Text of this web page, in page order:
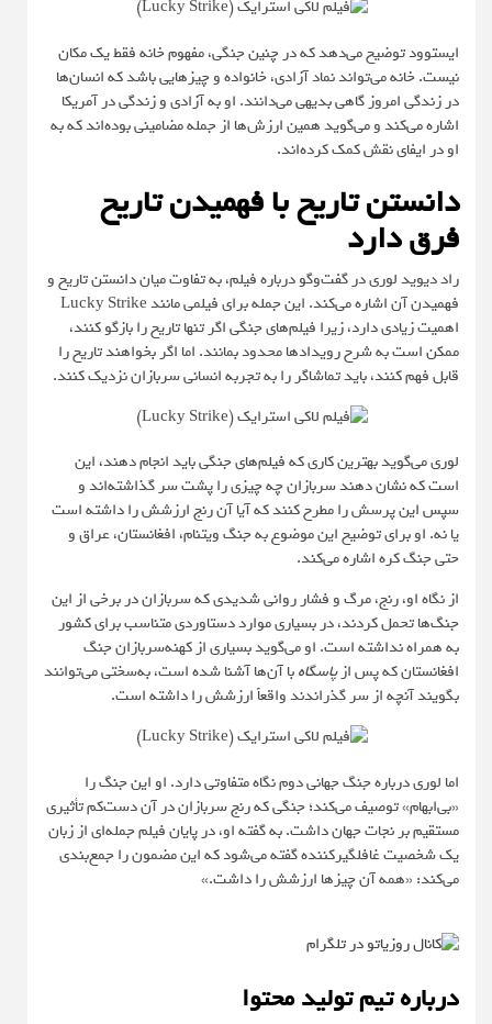
ایستوود توضیح می‌دهد که در چنین جنگی، مفهوم خانه فقط یک مکان
نیست. خانه می‌تواند نماد آزادی، خانواده و چیزهایی باشد که انسان‌ها
در زندگی امروز گاهی بدیهی می‌دانند. او به آزادی و زندگی در آمریکا
اشاره می‌کند و می‌گوید همین ارزش‌ها از جمله مضامینی بوده‌اند که به
او در ایفای نقش کمک کرده‌اند.
دانستن تاریخ با فهمیدن تاریخ
فرق دارد
راد دیوید لوری در گفت‌وگو درباره فیلم، به تفاوت میان دانستن تاریخ و
فهمیدن آن اشاره می‌کند. این جمله برای فیلمی مانند Lucky Strike
اهمیت زیادی دارد، زیرا فیلم‌های جنگی اگر تنها تاریخ را بازگو کنند،
ممکن است به شرح رویدادها محدود بمانند. اما اگر بخواهند تاریخ را
قابل فهم کنند، باید تماشاگر را به تجربه انسانی سربازان نزدیک کنند.
لوری می‌گوید بهترین کاری که فیلم‌های جنگی باید انجام دهند، این
است که نشان دهند سربازان چه چیزی را پشت سر گذاشته‌اند و
سپس این پرسش را مطرح کنند که آیا آن رنج ارزشش را داشته است
یا نه. او برای توضیح این موضوع به جنگ ویتنام، افغانستان، عراق و
حتی جنگ کره اشاره می‌کند.
از نگاه او، رنج، مرگ و فشار روانی شدیدی که سربازان در برخی از این
جنگ‌ها تحمل کردند، در بسیاری موارد دستاوردی متناسب برای کشور
به همراه نداشته است. او می‌گوید بسیاری از کهنه‌سربازان جنگ
افغانستان که پس ازپاسگاهبا آن‌ها آشنا شده‌ است، به‌سختی می‌توانند
بگویند آنچه از سر گذراندند واقعاً ارزشش را داشته است.
اما لوری درباره جنگ جهانی دوم نگاه متفاوتی دارد. او این جنگ را
«بی‌ابهام» توصیف می‌کند؛ جنگی که رنج سربازان در آن دست‌کم تأثیری
مستقیم بر نجات جهان داشت. به گفته او، در پایان فیلم جمله‌ای از زبان
یک شخصیت غافلگیرکننده گفته می‌شود که این مضمون را جمع‌بندی
می‌کند: «همه آن چیزها ارزشش را داشت.»
درباره تیم تولید محتوا